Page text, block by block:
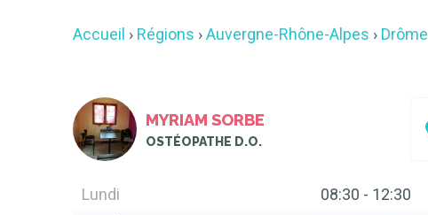
Accueil Régions Auvergne-Rhône-Alpes Drôme
MYRIAM SORBE
OSTÉOPATHE D.O.
Lundi 08:30 - 12:30